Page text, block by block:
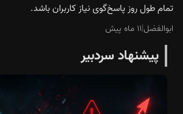
تمام طول روز پاسخ‌گوی نیاز کاربران باشد.
ابوالفضل|۱۱ ماه پیش
پیشنهاد سردبیر